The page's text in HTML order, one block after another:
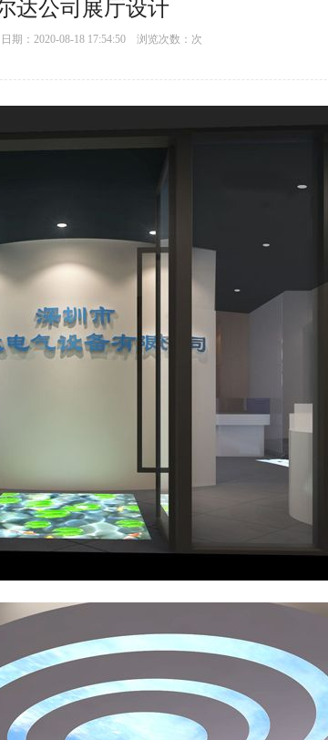
达公司展厅设计
：2020-08-18 17:54:50 浏览次数： 次